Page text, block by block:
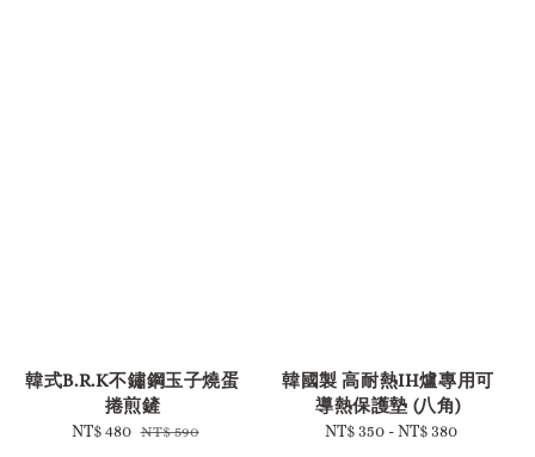
韓式B.R.K不鏽鋼玉子燒蛋
捲煎鏟
Sale
NT$ 480 Regular
NT$ 590
韓國製 高耐熱IH爐專用可
導熱保護墊 (八角)
Regular
NT$ 350-NT$ 380